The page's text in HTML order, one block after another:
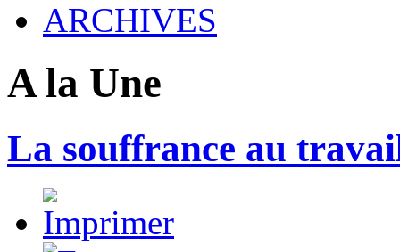
ARCHIVES
A la Une
La souffrance au